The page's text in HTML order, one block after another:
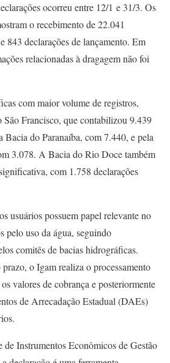
ocorreu entre 12/1 e 31/3. Os
o recebimento de 22.041
843 declarações de lançamento. Em
relacionadas à dragagem não foi
com maior volume de registros,
São Francisco, que contabilizou 9.439
Bacia do Paranaíba, com 7.440, e pela
3.078. A Bacia do Rio Doce também
com 1.758 declarações
usuários possuem papel relevante no
pelo uso da água, seguindo
comitês de bacias hidrográficas.
o Igam realiza o processamento
valores de cobrança e posteriormente
de Arrecadação Estadual (DAEs)
de Instrumentos Econômicos de Gestão